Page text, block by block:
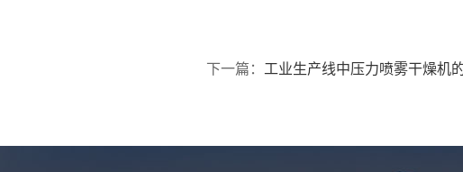
下一篇： 工业生产线中压力喷雾干燥机